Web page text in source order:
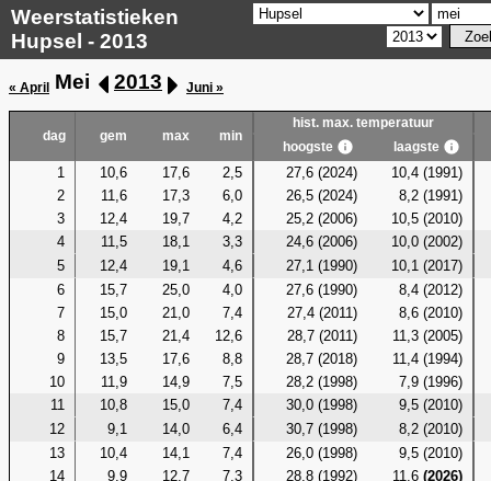
Weerstatistieken
Hupsel - 2013
« April Mei 2013 Juni »
dag gem max min
hist. max. temperatuur
hoogste
laagste
1 10,6 17,6 2,5 27,6 (2024)
10,4 (1991)
2
11,6 17,3 6,0 26,5 (2024)
8,2 (1991)
3
12,4 19,7 4,2 25,2 (2006)
10,5 (2010)
4
11,5 18,1 3,3 24,6 (2006)
10,0 (2002)
5
12,4 19,1 4,6 27,1 (1990)
10,1 (2017)
6
15,7 25,0 4,0 27,6 (1990)
8,4 (2012)
7
15,0 21,0 7,4 27,4 (2011)
8,6 (2010)
8
15,7 21,4 12,6 28,7 (2011)
11,3 (2005)
9
13,5 17,6 8,8 28,7 (2018)
11,4 (1994)
10
11,9 14,9 7,5 28,2 (1998)
7,9 (1996)
11
10,8 15,0 7,4 30,0 (1998)
9,5 (2010)
12
9,1 14,0 6,4 30,7 (1998)
8,2 (2010)
13
10,4 14,1 7,4 26,0 (1998)
9,5 (2010)
14
9,9 12,7 7,3 28,8 (1992) 11,6(2026)